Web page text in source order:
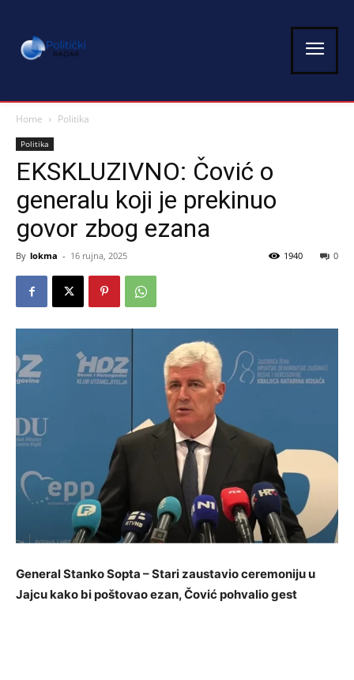
Home Politika
Politika
EKSKLUZIVNO: Čović o
generalu koji je prekinuo
govor zbog ezana
By lokma - 16 rujna, 2025 0
1940
General Stanko Sopta – Stari zaustavio ceremoniju u
Jajcu kako bi poštovao ezan, Čović pohvalio gest